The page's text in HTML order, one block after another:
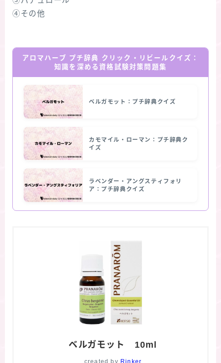
④その他
アロマハーブ プチ辞典 クリック・リビールクイズ：
知識を深める資格試験対策問題集
ベルガモット：プチ辞典クイズ
カモマイル・ローマン：プチ辞典ク
イズ
ラベンダー・アングスティフォリ
ア：プチ辞典クイズ
ベルガモット 10ml
created by Rinker